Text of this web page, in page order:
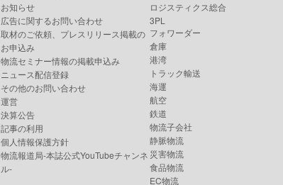
お知らせ
広告に関するお問い合わせ
取材のご依頼、プレスリリース掲載の
お申込み
物流セミナー情報の掲載申込み
ニュース配信登録
その他のお問い合わせ
運営
決算公告
記事の利用
個人情報保護方針
物流報道局-本誌公式YouTubeチャンネ
ル-
ロジスティクス総合
3PL
フォワーダー
倉庫
港湾
トラック輸送
海運
航空
鉄道
物流子会社
静脈物流
災害物流
食品物流
EC物流